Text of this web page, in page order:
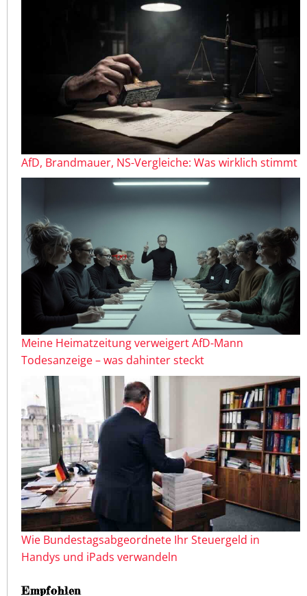
AfD, Brandmauer, NS-Vergleiche: Was wirklich stimmt
Meine Heimatzeitung verweigert AfD-Mann
Todesanzeige – was dahinter steckt
Wie Bundestagsabgeordnete Ihr Steuergeld in
Handys und iPads verwandeln
Empfohlen